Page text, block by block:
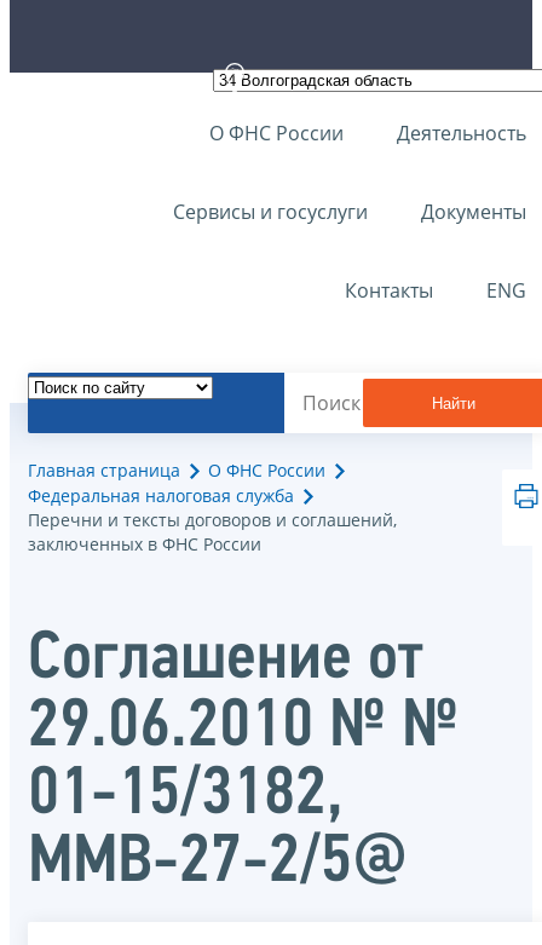
О ФНС России Деятельность
Сервисы и госуслуги Документы
Контакты ENG
Найти
Главная страница
О ФНС России
Федеральная налоговая служба
Перечни и тексты договоров и соглашений,
заключенных в ФНС России
Соглашение от
29.06.2010 № №
01-15/3182,
ММВ-27-2/5@